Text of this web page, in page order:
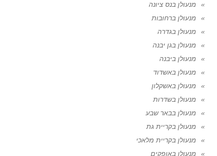
מנעולן בנס ציונה
מנעולן ברחובות
מנעולן בגדרה
מנעולן בגן יבנה
מנעולן ביבנה
מנעולן באשדוד
מנעולן באשקלון
מנעולן בשדרות
מנעולן בבאר שבע
מנעולן בקריית גת
מנעולן בקריית מלאכי
מנעולן באופקים